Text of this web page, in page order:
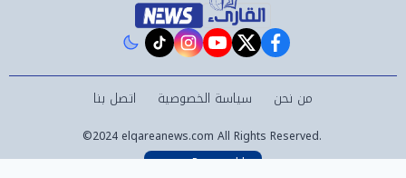
facebook
twitter
youtube
instagram
tiktok
من نحن سياسة الخصوصية اتصل بنا
©2024 elqareanews.com All Rights Reserved.
Powered by